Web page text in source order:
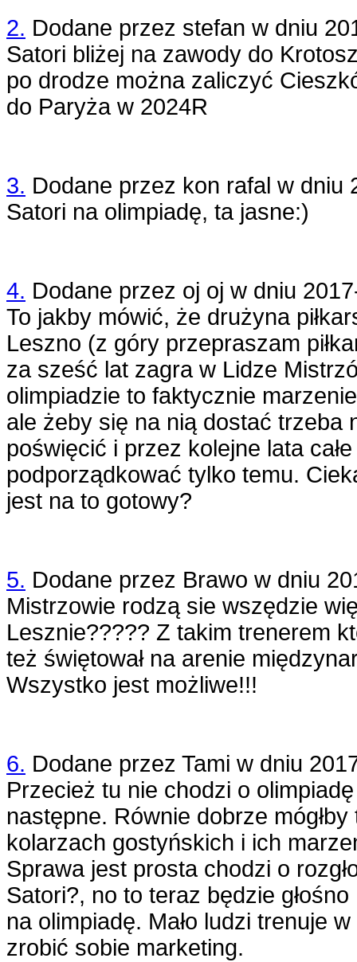
2. Dodane przez stefan w dniu
Satori bliżej na zawody do
po drodze można zaliczyć
do Paryża w 2024R
3. Dodane przez kon rafal w dniu
Satori na olimpiadę, ta jasne:)
4. Dodane przez oj oj w dniu
To jakby mówić, że drużyna
Leszno (z góry przepraszam
za sześć lat zagra w Lidze
olimpiadzie to faktycznie
ale żeby się na nią dostać trzeba
poświęcić i przez kolejne lata
podporządkować tylko temu.
jest na to gotowy?
5. Dodane przez Brawo w dniu
Mistrzowie rodzą sie wszędzie
Lesznie????? Z takim trenerem
też świętował na arenie
Wszystko jest możliwe!!!
6. Dodane przez Tami w dniu
Przecież tu nie chodzi o
następne. Równie dobrze mógłby
kolarzach gostyńskich i ich
Sprawa jest prosta chodzi o
Satori?, no to teraz będzie
na olimpiadę. Mało ludzi trenuje
zrobić sobie marketing.